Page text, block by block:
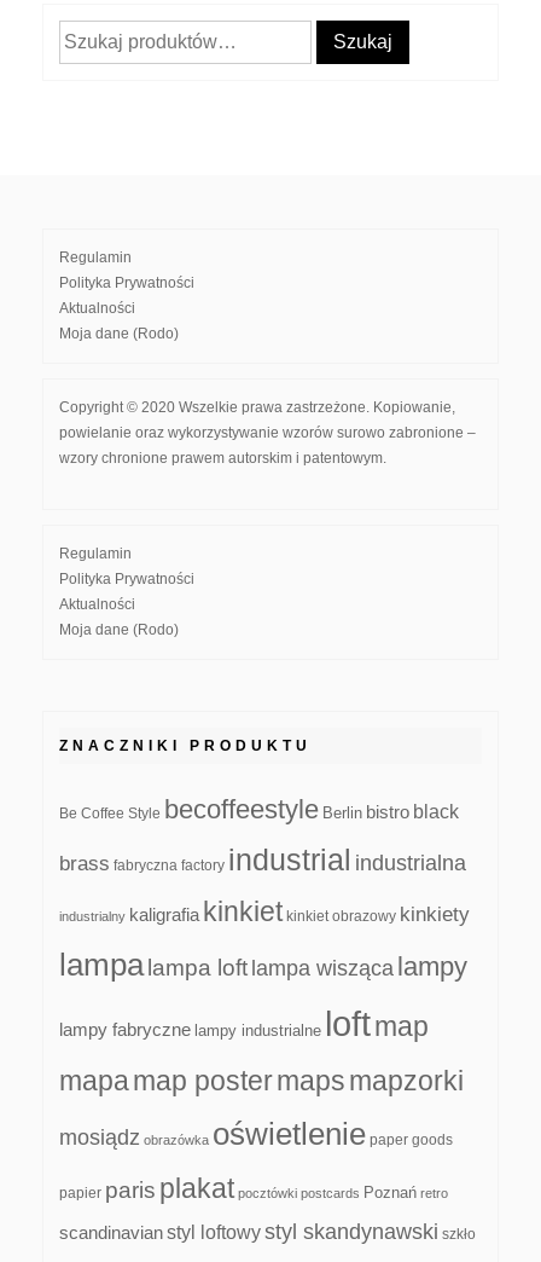
Szukaj: Szukaj
Regulamin
Polityka Prywatności
Aktualności
Moja dane (Rodo)
Copyright © 2020 Wszelkie prawa zastrzeżone. Kopiowanie,
powielanie oraz wykorzystywanie wzorów surowo zabronione –
wzory chronione prawem autorskim i patentowym.
Regulamin
Polityka Prywatności
Aktualności
Moja dane (Rodo)
ZNACZNIKI PRODUKTU
Be Coffee Style becoffeestyle Berlin bistro black
brass fabryczna factory industrial industrialna
industrialny kaligrafia kinkiet kinkiet obrazowy kinkiety
lampa lampa loft lampa wisząca lampy
lampy fabryczne lampy industrialne loftmap
mapamap postermapsmapzorki
mosiądz obrazówka oświetlenie paper goods
papier paris plakat pocztówki postcards Poznań retro
scandinavianstyl loftowystyl skandynawski szkło